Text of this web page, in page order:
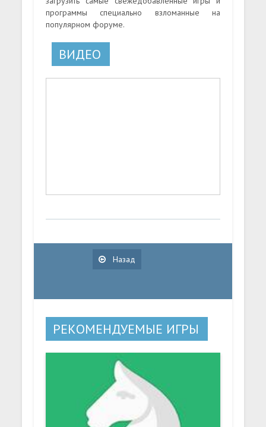
программы специально взломанные на
популярном форуме.
ВИДЕО
Назад
РЕКОМЕНДУЕМЫЕ ИГРЫ